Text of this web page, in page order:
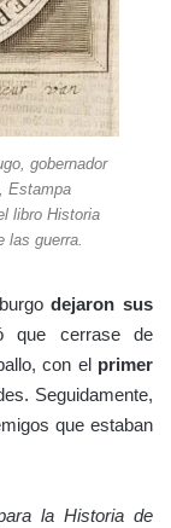
gobernador
Estampa
libro Historia
las guerra.
dejaron sus
que cerrase de
con el primer
Seguidamente,
que estaban
la Historia de